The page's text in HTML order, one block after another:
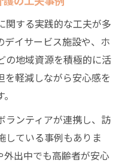
関する実践的な工夫が多
デイサービス施設や、ホ
の地域資源を積極的に活
を軽減しながら安心感を
ランティアが連携し、訪
している事例もありま
外出中でも高齢者が安心